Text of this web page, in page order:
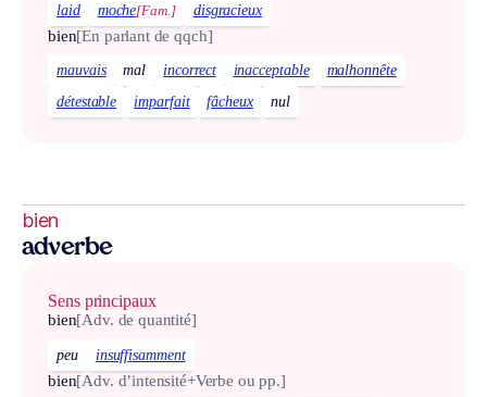
laid moche[Fam.] disgracieux
bien[En parlant de qqch]
mauvais mal incorrect inacceptable
malhonnête
détestable
imparfait fâcheux nul
bien
adverbe
Sens principaux
bien[Adv. de quantité]
peu insuffisamment
bien[Adv. d’intensité+Verbe ou pp.]